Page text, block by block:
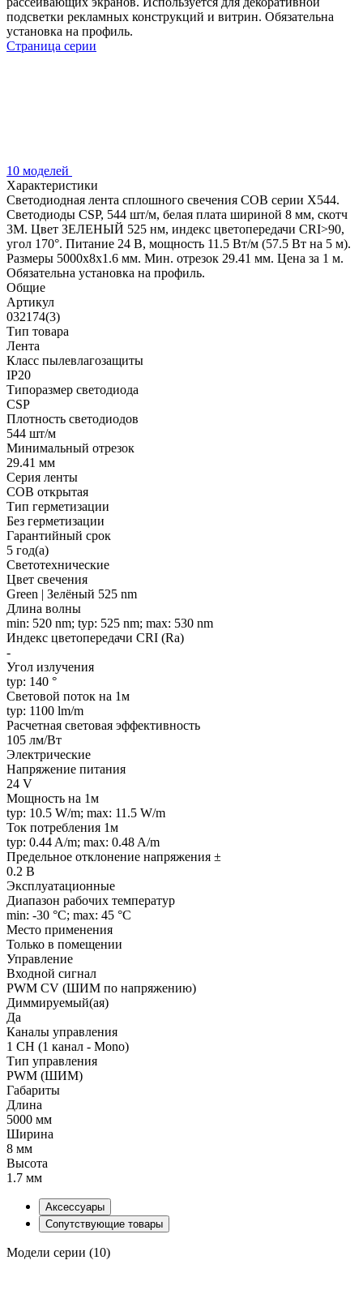
подсветки рекламных конструкций и витрин. Обязательна
установка на профиль.
Страница серии
10 моделей
Характеристики
Светодиодная лента сплошного свечения COB серии X544.
Светодиоды CSP, 544 шт/м, белая плата шириной 8 мм, скотч
3M. Цвет ЗЕЛЕНЫЙ 525 нм, индекс цветопередачи CRI>90,
угол 170°. Питание 24 В, мощность 11.5 Вт/м (57.5 Вт на 5 м).
Размеры 5000x8x1.6 мм. Мин. отрезок 29.41 мм. Цена за 1 м.
Обязательна установка на профиль.
Общие
Артикул
032174(3)
Тип товара
Лента
Класс пылевлагозащиты
IP20
Типоразмер светодиода
CSP
Плотность светодиодов
544 шт/м
Минимальный отрезок
29.41 мм
Серия ленты
COB открытая
Тип герметизации
Без герметизации
Гарантийный срок
5 год(а)
Светотехнические
Цвет свечения
Green | Зелёный 525 nm
Длина волны
min: 520 nm; typ: 525 nm; max: 530 nm
Индекс цветопередачи CRI (Ra)
-
Угол излучения
typ: 140 °
Световой поток на 1м
typ: 1100 lm/m
Расчетная световая эффективность
105 лм/Вт
Электрические
Напряжение питания
24 V
Мощность на 1м
typ: 10.5 W/m; max: 11.5 W/m
Ток потребления 1м
typ: 0.44 A/m; max: 0.48 A/m
Предельное отклонение напряжения ±
0.2 В
Эксплуатационные
Диапазон рабочих температур
min: -30 °C; max: 45 °C
Место применения
Только в помещении
Управление
Входной сигнал
PWM СV (ШИМ по напряжению)
Диммируемый(ая)
Да
Каналы управления
1 CH (1 канал - Mono)
Тип управления
PWM (ШИМ)
Габариты
Длина
5000 мм
Ширина
8 мм
Высота
1.7 мм
Аксессуары
Сопутствующие товары
Модели серии (10)